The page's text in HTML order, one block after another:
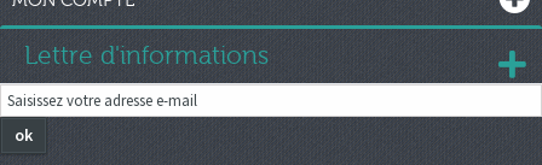
Lettre d'informations
ok